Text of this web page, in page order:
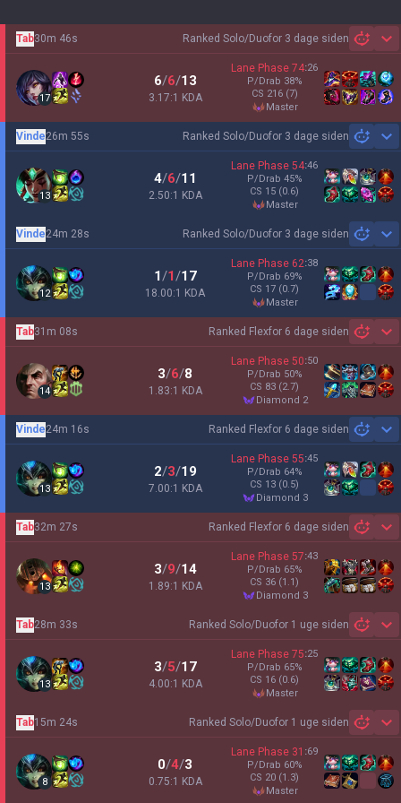
Ranked Solo/Duofor 3 dage siden
Tab30m 46s
17
6/6/13
3.17:1 KDA
Lane Phase 74:26
P/Drab 38%
CS 216 (7)
master
Ranked Solo/Duofor 3 dage siden
Vinde26m 55s
13
4/6/11
2.50:1 KDA
Lane Phase 54:46
P/Drab 45%
CS 15 (0.6)
master
Ranked Solo/Duofor 3 dage siden
Vinde24m 28s
12
1/1/17
18.00:1 KDA
Lane Phase 62:38
P/Drab 69%
CS 17 (0.7)
master
Ranked Flexfor 6 dage siden
Tab31m 08s
14
3/6/8
1.83:1 KDA
Lane Phase 50:50
P/Drab 50%
CS 83 (2.7)
diamond 2
Ranked Flexfor 6 dage siden
Vinde24m 16s
13
2/3/19
7.00:1 KDA
Lane Phase 55:45
P/Drab 64%
CS 13 (0.5)
diamond 3
Ranked Flexfor 6 dage siden
Tab32m 27s
13
3/9/14
1.89:1 KDA
Lane Phase 57:43
P/Drab 65%
CS 36 (1.1)
diamond 3
Ranked Solo/Duofor 1 uge siden
Tab28m 33s
13
3/5/17
4.00:1 KDA
Lane Phase 75:25
P/Drab 65%
CS 16 (0.6)
master
Ranked Solo/Duofor 1 uge siden
Tab15m 24s
8
0/4/3
0.75:1 KDA
Lane Phase 31 :69
P/Drab 60%
CS 20 (1.3)
master